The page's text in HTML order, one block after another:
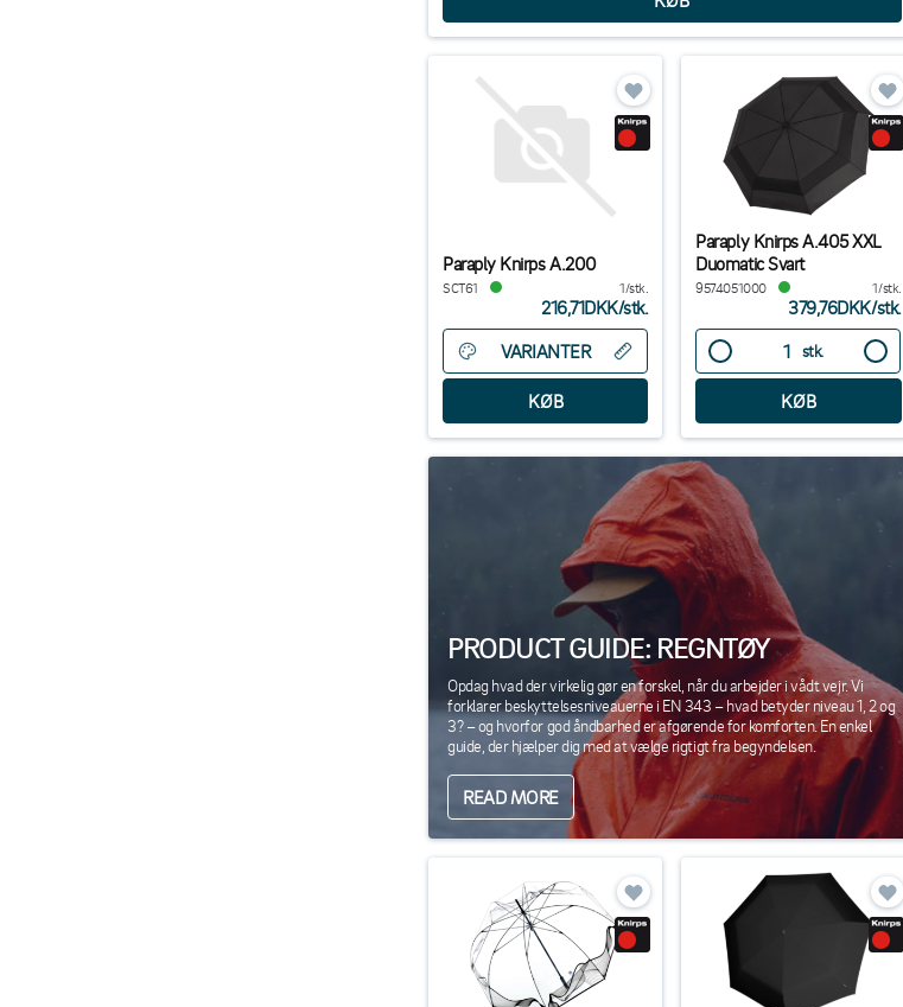
Paraply Knirps A.200
SCT61 1/stk.
216,71DKK/stk.
VARIANTER
Paraply Knirps A.405 XXL
Duomatic Svart
9574051000 1/stk.
379,76DKK/stk.
stk.
PRODUCT GUIDE: REGNTØY
Opdag hvad der virkelig gør en forskel, når du arbejder i vådt vejr. Vi
forklarer beskyttelsesniveauerne i EN 343 – hvad betyder niveau 1, 2 og
3? – og hvorfor god åndbarhed er afgørende for komforten. En enkel
guide, der hjælper dig med at vælge rigtigt fra begyndelsen.
READ MORE